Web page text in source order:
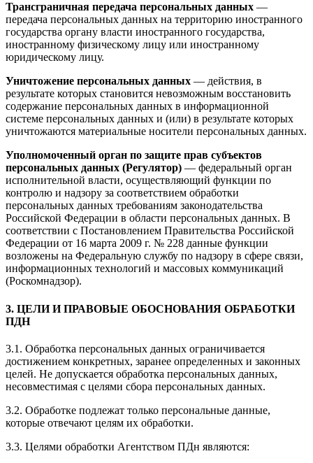
Трансграничная передача персональных данных —
передача персональных данных на территорию иностранного
государства органу власти иностранного государства,
иностранному физическому лицу или иностранному
юридическому лицу.
Уничтожение персональных данных — действия, в
результате которых становится невозможным восстановить
содержание персональных данных в информационной
системе персональных данных и (или) в результате которых
уничтожаются материальные носители персональных данных.
Уполномоченный орган по защите прав субъектов
персональных данных (Регулятор) — федеральный орган
исполнительной власти, осуществляющий функции по
контролю и надзору за соответствием обработки
персональных данных требованиям законодательства
Российской Федерации в области персональных данных. В
соответствии с Постановлением Правительства Российской
Федерации от 16 марта 2009 г. № 228 данные функции
возложены на Федеральную службу по надзору в сфере связи,
информационных технологий и массовых коммуникаций
(Роскомнадзор).
3. ЦЕЛИ И ПРАВОВЫЕ ОБОСНОВАНИЯ ОБРАБОТКИ
ПДН
3.1. Обработка персональных данных ограничивается
достижением конкретных, заранее определенных и законных
целей. Не допускается обработка персональных данных,
несовместимая с целями сбора персональных данных.
3.2. Обработке подлежат только персональные данные,
которые отвечают целям их обработки.
3.3. Целями обработки Агентством ПДн являются: